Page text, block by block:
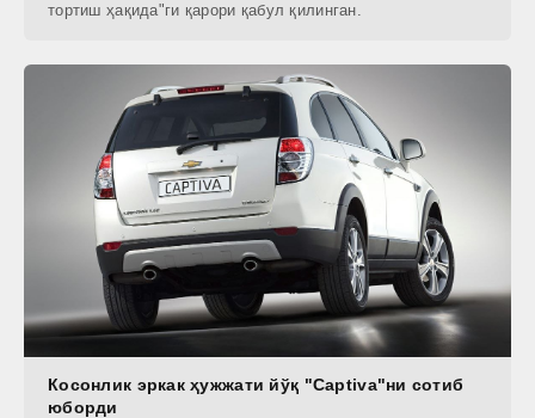
тортиш ҳақида"ги қарори қабул қилинган.
Косонлик эркак ҳужжати йўқ "Сaptiva"ни сотиб
юборди